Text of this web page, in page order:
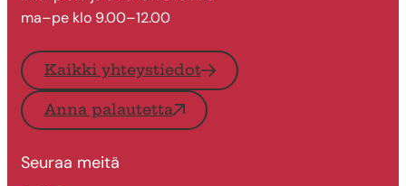
ma–pe klo 9.00–12.00
Kaikki yhteystiedot
Anna palautetta
Seuraa meitä